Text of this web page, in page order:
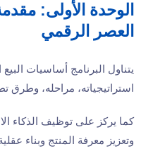
الوحدة الأولى:
العصر الرقمي
يتناول البرنامج أساسيات
استراتيجياته، مراحله، وطرق
كما يركز على توظيف الذكاء
وتعزيز معرفة المنتج وبناء